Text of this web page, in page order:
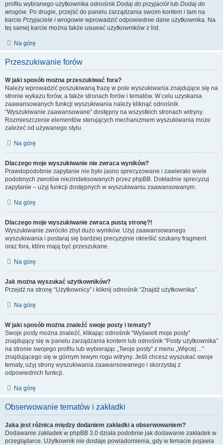
profilu wybranego użytkownika odnośnik Dodaj do przyjaciół lub Dodaj do
wrogów. Po drugie, przejść do panelu zarządzania swoim kontem i tam na
karcie Przyjaciele i wrogowie wprowadzić odpowiednie dane użytkownika. Na
tej samej karcie można także usuwać użytkowników z list.
Na górę
Przeszukiwanie forów
W jaki sposób można przeszukiwać fora?
Należy wprowadzić poszukiwaną frazę w pole wyszukiwania znajdujące się na
stronie wykazu forów, a także stronach forów i tematów. W celu uzyskania
zaawansowanych funkcji wyszukiwania należy kliknąć odnośnik
“Wyszukiwanie zaawansowane” dostępny na wszystkich stronach witryny.
Rozmieszczenie elementów sterujących mechanizmem wyszukiwania może
zależeć od używanego stylu.
Na górę
Dlaczego moje wyszukiwanie nie zwraca wyników?
Prawdopodobnie zapytanie nie było jasno sprecyzowane i zawierało wiele
podobnych zwrotów niezindeksowanych przez phpBB. Dokładnie sprecyzuj
zapytanie – użyj funkcji dostępnych w wyszukiwaniu zaawansowanym.
Na górę
Dlaczego moje wyszukiwanie zwraca pustą stronę?!
Wyszukiwanie zwróciło zbyt dużo wyników. Użyj zaawansowanego
wyszukiwania i postaraj się bardziej precyzyjnie określić szukany fragment
oraz fora, które mają być przeszukane.
Na górę
Jak można wyszukać użytkowników?
Przejdź na stronę “Użytkownicy” i kliknij odnośnik “Znajdź użytkownika”.
Na górę
W jaki sposób można znaleźć swoje posty i tematy?
Swoje posty można znaleźć, klikając odnośnik “Wyświetl moje posty”
znajdujący się w panelu zarządzania kontem lub odnośnik “Posty użytkownika”
na stronie swojego profilu lub wybierając „Twoje posty” z menu „Więcej…”
znajdującego się w górnym lewym rogu witryny. Jeśli chcesz wyszukać swoje
tematy, użyj strony wyszukiwania zaawansowanego i skorzystaj z
odpowiednich funkcji.
Na górę
Obserwowanie tematów i zakładki
Jaka jest różnica między dodaniem zakładki a obserwowaniem?
Dodawanie zakładek w phpBB 3.0 działa podobnie jak dodawanie zakładek w
przeglądarce. Użytkownik nie dostaje powiadomienia, gdy w temacie pojawia